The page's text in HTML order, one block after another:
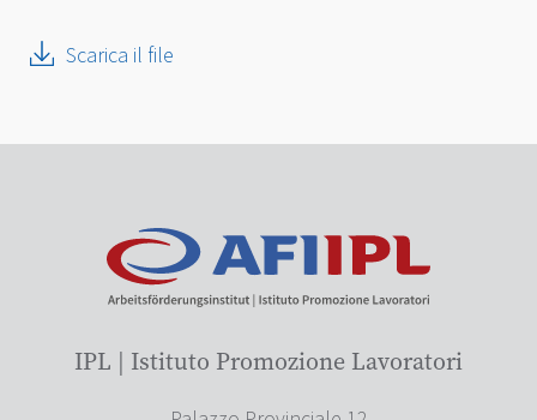
Scarica il file
IPL | Istituto Promozione Lavoratori